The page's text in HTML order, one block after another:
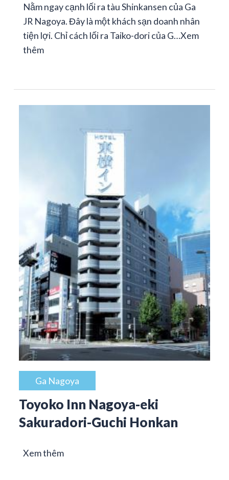
Nằm ngay cạnh lối ra tàu Shinkansen của Ga
JR Nagoya. Đây là một khách sạn doanh nhân
tiện lợi. Chỉ cách lối ra Taiko-dori của G…Xem
thêm
Ga Nagoya
Toyoko Inn Nagoya-eki
Sakuradori-Guchi Honkan
Xem thêm